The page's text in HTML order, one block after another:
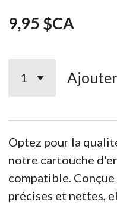
9,95 $CA
Optez pour la
notre cartouche
compatible.
précises et nettes,